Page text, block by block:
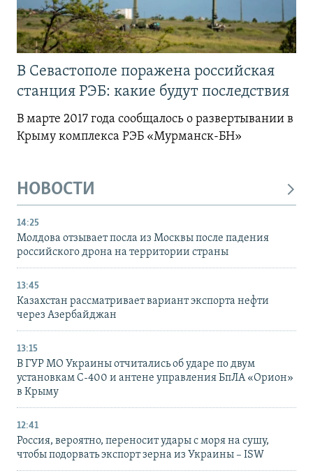
В Севастополе поражена российская
станция РЭБ: какие будут последствия
В марте 2017 года сообщалось о развертывании в
Крыму комплекса РЭБ «Мурманск-БН»
НОВОСТИ
14:25
Молдова отзывает посла из Москвы после падения
российского дрона на территории страны
13:45
Казахстан рассматривает вариант экспорта нефти
через Азербайджан
13:15
В ГУР МО Украины отчитались об ударе по двум
установкам С-400 и антене управления БпЛА «Орион»
в Крыму
12:41
Россия, вероятно, переносит удары с моря на сушу,
чтобы подорвать экспорт зерна из Украины – ISW